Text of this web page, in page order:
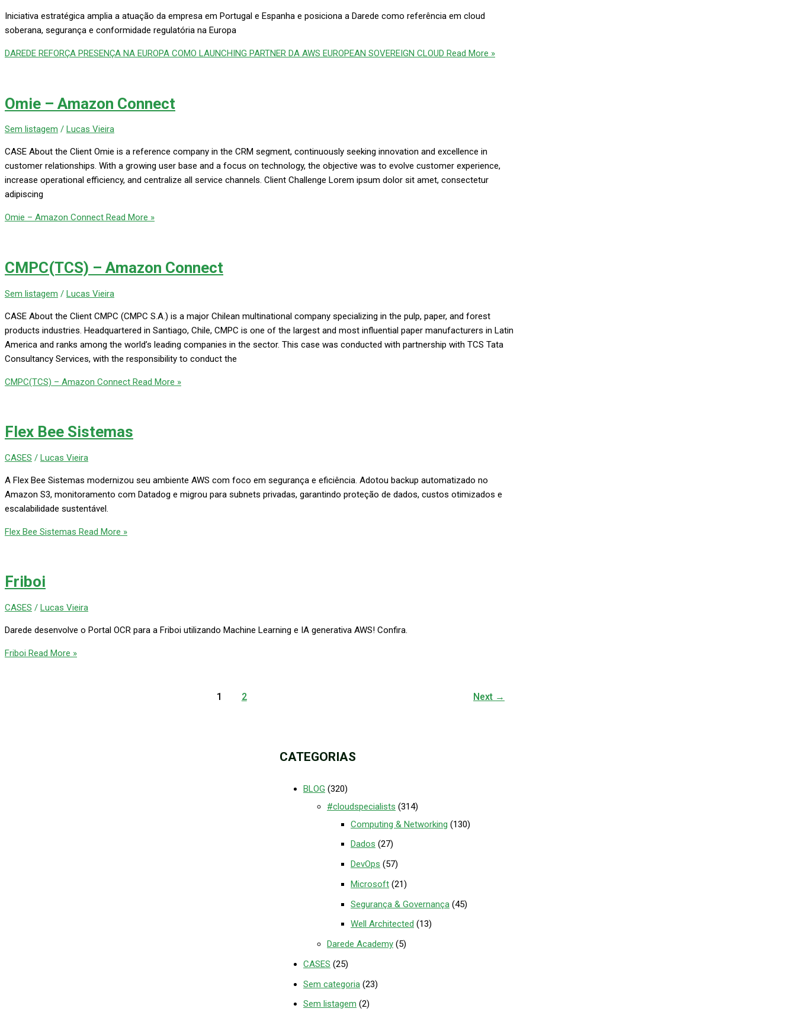
Iniciativa estratégica amplia a atuação da empresa em Portugal e Espanha e posiciona a Darede como referência em cloud
soberana, segurança e conformidade regulatória na Europa​
DAREDE REFORÇA PRESENÇA NA EUROPA COMO LAUNCHING PARTNER DA AWS EUROPEAN SOVEREIGN CLOUD Read More »
Omie – Amazon Connect
Sem listagem / Lucas Vieira
CASE About the Client Omie is a reference company in the CRM segment, continuously seeking innovation and excellence in
customer relationships. With a growing user base and a focus on technology, the objective was to evolve customer experience,
increase operational efficiency, and centralize all service channels. Client Challenge Lorem ipsum dolor sit amet, consectetur
adipiscing
Omie – Amazon Connect Read More »
CMPC(TCS) – Amazon Connect
Sem listagem / Lucas Vieira
CASE About the Client CMPC (CMPC S.A.) is a major Chilean multinational company specializing in the pulp, paper, and forest
products industries. Headquartered in Santiago, Chile, CMPC is one of the largest and most influential paper manufacturers in Latin
America and ranks among the world’s leading companies in the sector. This case was conducted with partnership with TCS Tata
Consultancy Services, with the responsibility to conduct the
CMPC(TCS) – Amazon Connect Read More »
Flex Bee Sistemas
CASES / Lucas Vieira
A Flex Bee Sistemas modernizou seu ambiente AWS com foco em segurança e eficiência. Adotou backup automatizado no
Amazon S3, monitoramento com Datadog e migrou para subnets privadas, garantindo proteção de dados, custos otimizados e
escalabilidade sustentável.
Flex Bee Sistemas Read More »
Friboi
CASES / Lucas Vieira
Darede desenvolve o Portal OCR para a Friboi utilizando Machine Learning e IA generativa AWS! Confira.
Friboi Read More »
1 2 Next →
CATEGORIAS
BLOG (320)
#cloudspecialists (314)
Computing & Networking (130)
Dados (27)
DevOps (57)
Microsoft (21)
Segurança & Governança (45)
Well Architected (13)
Darede Academy (5)
CASES (25)
Sem categoria (23)
Sem listagem (2)